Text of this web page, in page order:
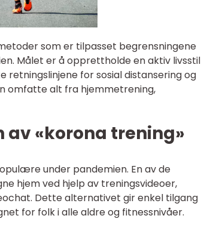
som er tilpasset begrensningene
Målet er å opprettholde en aktiv livsstil
retningslinjene for sosial distansering og
omfatte alt fra hjemmetrening,
av «korona trening»
under pandemien. En av de
hjem ved hjelp av treningsvideoer,
Dette alternativet gir enkel tilgang
for folk i alle aldre og fitnessnivåer.